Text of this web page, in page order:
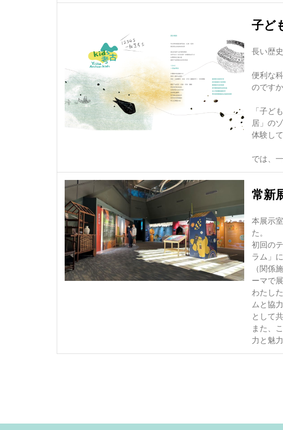
子ど
長い歴
便利な
のですか
「子ど
居」の
体験し
では、
常新
本展示
た。
初回の
ラム」
（関係
ーマで
わたし
ムと協
として
また、
力と魅